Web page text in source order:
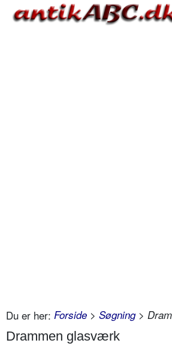
Du er her: Forside > Søgning>
Drammen glasværk